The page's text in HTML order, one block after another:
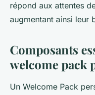
répond aux attentes
augmentant ainsi leur
Composants
welcome pack
Un Welcome Pack